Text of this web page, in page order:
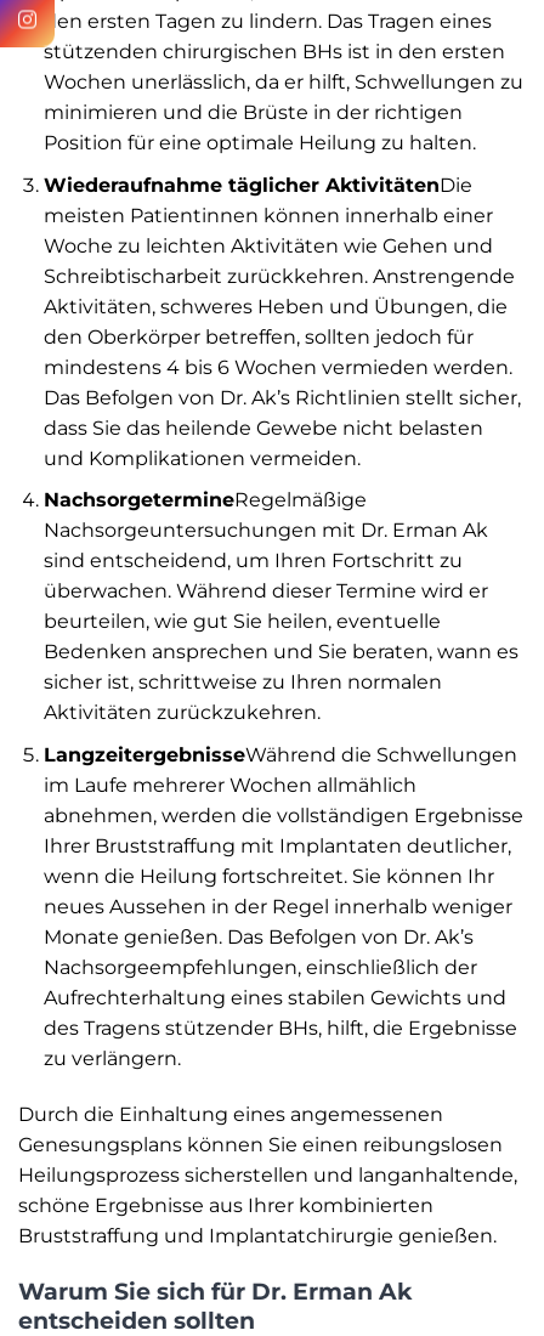
den ersten Tagen zu lindern. Das Tragen eines
stützenden chirurgischen BHs ist in den ersten
Wochen unerlässlich, da er hilft, Schwellungen zu
minimieren und die Brüste in der richtigen
Position für eine optimale Heilung zu halten.
Wiederaufnahme täglicher AktivitätenDie
meisten Patientinnen können innerhalb einer
Woche zu leichten Aktivitäten wie Gehen und
Schreibtischarbeit zurückkehren. Anstrengende
Aktivitäten, schweres Heben und Übungen, die
den Oberkörper betreffen, sollten jedoch für
mindestens 4 bis 6 Wochen vermieden werden.
Das Befolgen von Dr. Ak’s Richtlinien stellt sicher,
dass Sie das heilende Gewebe nicht belasten
und Komplikationen vermeiden.
NachsorgetermineRegelmäßige
Nachsorgeuntersuchungen mit Dr. Erman Ak
sind entscheidend, um Ihren Fortschritt zu
überwachen. Während dieser Termine wird er
beurteilen, wie gut Sie heilen, eventuelle
Bedenken ansprechen und Sie beraten, wann es
sicher ist, schrittweise zu Ihren normalen
Aktivitäten zurückzukehren.
LangzeitergebnisseWährend die Schwellungen
im Laufe mehrerer Wochen allmählich
abnehmen, werden die vollständigen Ergebnisse
Ihrer Bruststraffung mit Implantaten deutlicher,
wenn die Heilung fortschreitet. Sie können Ihr
neues Aussehen in der Regel innerhalb weniger
Monate genießen. Das Befolgen von Dr. Ak’s
Nachsorgeempfehlungen, einschließlich der
Aufrechterhaltung eines stabilen Gewichts und
des Tragens stützender BHs, hilft, die Ergebnisse
zu verlängern.
Durch die Einhaltung eines angemessenen
Genesungsplans können Sie einen reibungslosen
Heilungsprozess sicherstellen und langanhaltende,
schöne Ergebnisse aus Ihrer kombinierten
Bruststraffung und Implantatchirurgie genießen.
Warum Sie sich für Dr. Erman Ak
entscheiden sollten